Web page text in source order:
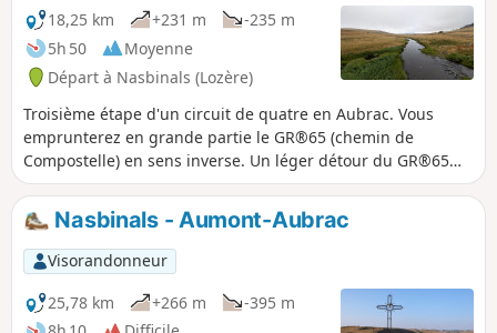
18,25 km
+231 m
-235 m
5h 50
Moyenne
Départ à Nasbinals (Lozère)
Troisième étape d'un circuit de quatre en Aubrac. Vous
emprunterez en grande partie le GR®65 (chemin de
Compostelle) en sens inverse. Un léger détour du GR®65
est proposé afin de pouvoir admirer la Cascade du Déroc.
Nasbinals - Aumont-Aubrac
Visorandonneur
25,78 km
+266 m
-395 m